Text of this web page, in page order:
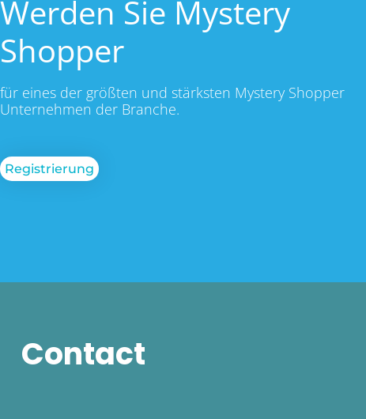
Werden Sie Mystery
Shopper
für eines der größten und stärksten Mystery Shopper
Unternehmen der Branche.
Registrierung
Contact